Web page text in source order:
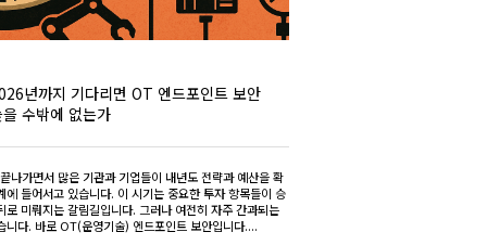
년까지 기다리면 OT 엔드포인트 보안
수밖에 없는가
나가면서 많은 기관과 기업들이 내년도 전략과 예산을 확
에 들어서고 있습니다. 이 시기는 중요한 투자 항목들이 승
로 미뤄지는 갈림길입니다. 그러나 여전히 자주 간과되는
니다. 바로 OT(운영기술) 엔드포인트 보안입니다....